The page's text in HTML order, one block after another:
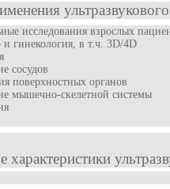
исследования взрослых
гинекология, в т.ч. 3D/4D
сосудов
поверхностных органов
мышечно-скелетной системы
характеристики